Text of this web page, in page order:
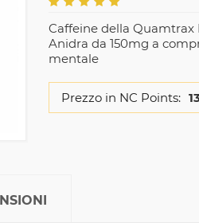
Caffeine della
Anidra da 150mg a
mentale
Prezzo in NC Points: